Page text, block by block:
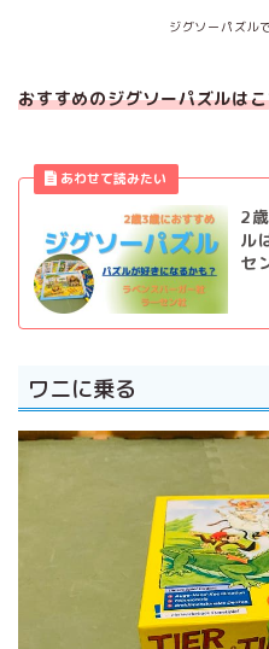
ジグソーパズル
おすすめのジグソーパズルは
2
ル
セ
ワニに乗る